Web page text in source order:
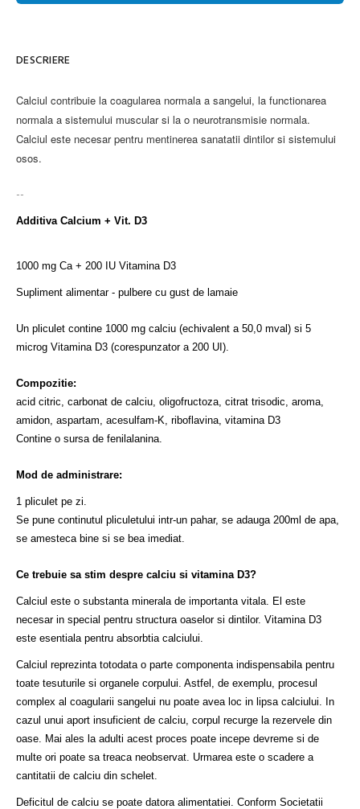
DESCRIERE
Calciul contribuie la coagularea normala a sangelui, la functionarea
normala a sistemului muscular si la o neurotransmisie normala.
Calciul este necesar pentru mentinerea sanatatii dintilor si sistemului
osos.
--
Additiva Calcium + Vit. D3
1000 mg Ca + 200 IU Vitamina D3
Supliment alimentar - pulbere cu gust de lamaie
Un pliculet contine 1000 mg calciu (echivalent a 50,0 mval) si 5
microg Vitamina D3 (corespunzator a 200 UI).
Compozitie:
acid citric, carbonat de calciu, oligofructoza, citrat trisodic, aroma,
amidon, aspartam, acesulfam-K, riboflavina, vitamina D3
Contine o sursa de fenilalanina.
Mod de administrare:
1 pliculet pe zi.
Se pune continutul pliculetului intr-un pahar, se adauga 200ml de apa,
se amesteca bine si se bea imediat.
Ce trebuie sa stim despre calciu si vitamina D3?
Calciul este o substanta minerala de importanta vitala. El este
necesar in special pentru structura oaselor si dintilor. Vitamina D3
este esentiala pentru absorbtia calciului.
Calciul reprezinta totodata o parte componenta indispensabila pentru
toate tesuturile si organele corpului. Astfel, de exemplu, procesul
complex al coagularii sangelui nu poate avea loc in lipsa calciului. In
cazul unui aport insuficient de calciu, corpul recurge la rezervele din
oase. Mai ales la adulti acest proces poate incepe devreme si de
multe ori poate sa treaca neobservat. Urmarea este o scadere a
cantitatii de calciu din schelet.
Deficitul de calciu se poate datora alimentatiei. Conform Societatii